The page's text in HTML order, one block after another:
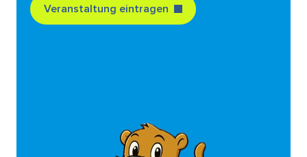
Veranstaltung eintragen